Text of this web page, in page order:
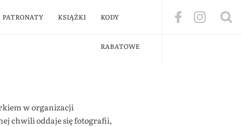
PATRONATY KSIĄŻKI KODY
RABATOWE
w organizacji
chwili oddaje się fotografii,